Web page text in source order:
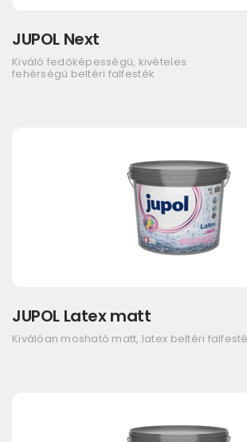
JUPOL Next
Kiváló fedőképességű, kivételes
fehérségű beltéri falfesték
JUPOL Latex matt
Kiválóan mosható matt, latex beltéri